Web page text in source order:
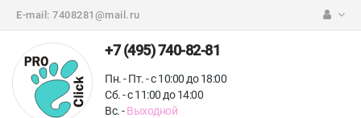
E-mail: 7408281@mail.ru
+7 (495) 740-82-81
Пн. - Пт. - с 10:00 до 18:00
Сб. - с 11:00 до 14:00
Вс. -Выходной